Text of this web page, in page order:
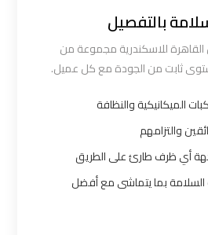
بالتفصيل
للاسكندرية مجموعة من
ثابت من الجودة مع كل عميل.
الميكانيكية والنظافة
والتزامهم
أي ظرف طارئ على الطريق
السلامة بما يتماشى مع أفضل